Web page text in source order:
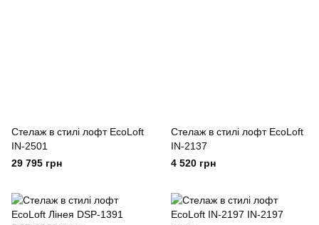
Cтелаж в стилі лофт EcoLoft
IN-2501
29 795 грн
Cтелаж в стилі лофт EcoLoft
IN-2137
4 520 грн